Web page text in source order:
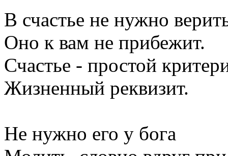
В счастье не нуж­но
Оно к вам не при­бежит.
Счастье - прос­той
Жиз­ненный рек­ви­зит.
Не нуж­но его у бо­га